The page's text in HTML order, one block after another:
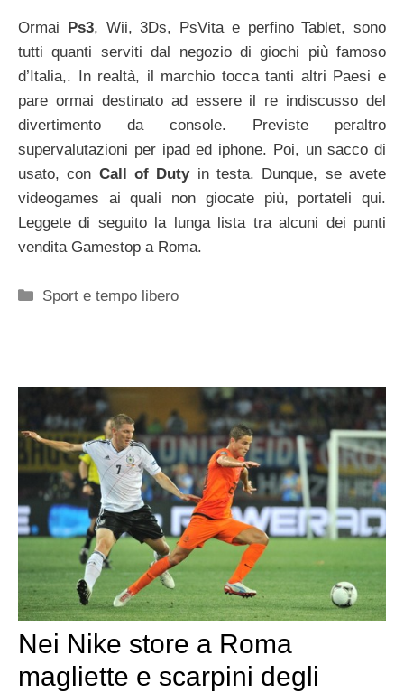
Ormai Ps3, Wii, 3Ds, PsVita e perfino Tablet, sono
tutti quanti serviti dal negozio di giochi più famoso
d’Italia,. In realtà, il marchio tocca tanti altri Paesi e
pare ormai destinato ad essere il re indiscusso del
divertimento da console. Previste peraltro
supervalutazioni per ipad ed iphone. Poi, un sacco di
usato, con Call of Dutyin testa. Dunque, se avete
videogames ai quali non giocate più, portateli qui.
Leggete di seguito la lunga lista tra alcuni dei punti
vendita Gamestop a Roma.
Categorie
Sport e tempo libero
Nei Nike store a Roma
magliette e scarpini degli